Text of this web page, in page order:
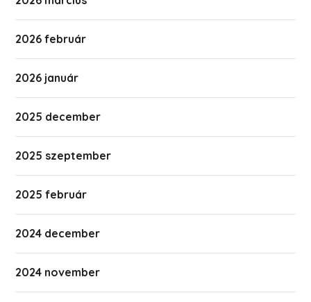
2026 február
2026 január
2025 december
2025 szeptember
2025 február
2024 december
2024 november